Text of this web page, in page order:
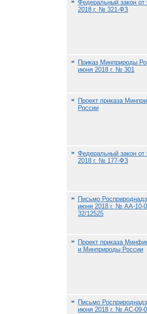
Федеральный закон от
2018 г. № 321-ФЗ
Приказ Минприроды
июня 2018 г. № 301
Проект приказа
России
Федеральный закон
2018 г. № 177-ФЗ
Письмо
июня 2018 г. № АА-10-
32/12525
Проект приказа
и Минприроды России
Письмо
июня 2018 г. № АС-09-